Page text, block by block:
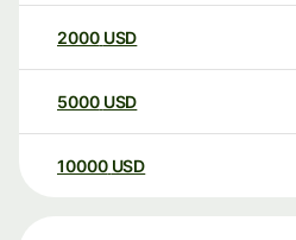
2000 USD
5000 USD
10000 USD